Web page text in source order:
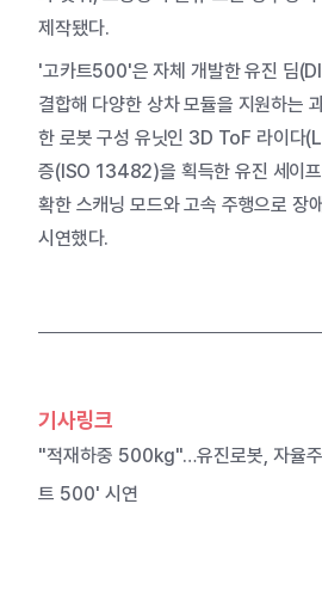
제작됐다.
'고카트500'은 자체 개발한 유진 딤
결합해 다양한 상차 모듈을 지원하는
한 로봇 구성 유닛인 3D ToF 라이다
증(ISO 13482)을 획득한 유진 세이
확한 스캐닝 모드와 고속 주행으로 장
시연했다.
기사링크
"적재하중 500kg"…유진로봇, 자율
트 500' 시연